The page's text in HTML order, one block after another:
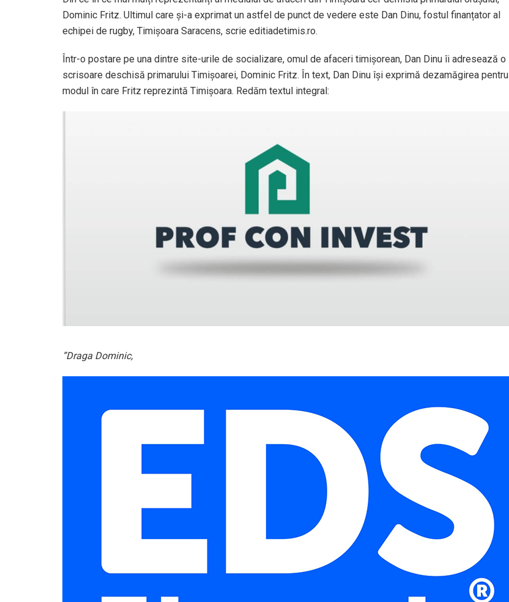
Dominic Fritz. Ultimul care și-a exprimat un astfel de punct de vedere este Dan Dinu, fostul finanțator al
echipei de rugby, Timișoara Saracens, scrie editiadetimis.ro.
Într-o postare pe una dintre site-urile de socializare, omul de afaceri timișorean, Dan Dinu îi adresează o
scrisoare deschisă primarului Timișoarei, Dominic Fritz. În text, Dan Dinu își exprimă dezamăgirea pentru
modul în care Fritz reprezintă Timișoara. Redăm textul integral:
”Draga Dominic,